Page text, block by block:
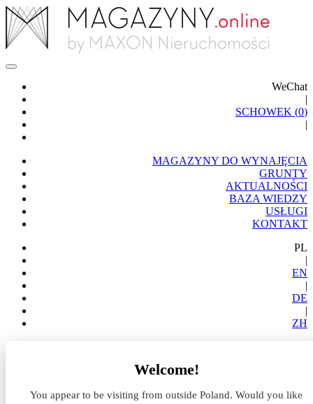
WeChat
|
SCHOWEK (0)
|
MAGAZYNY DO WYNAJĘCIA
GRUNTY
AKTUALNOŚCI
BAZA WIEDZY
USŁUGI
KONTAKT
PL
|
EN
|
DE
|
ZH
Welcome!
You appear to be visiting from outside Poland. Would you like
Tuszyn